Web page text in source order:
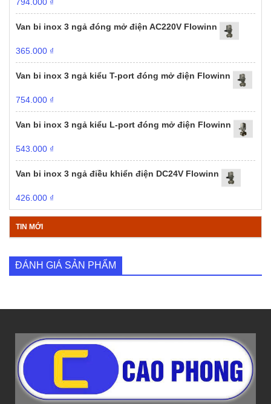
Van bi inox 3 ngả đóng mở điện AC220V Flowinn
365.000 ₫
Van bi inox 3 ngả kiểu T-port đóng mở điện Flowinn
754.000 ₫
Van bi inox 3 ngả kiểu L-port đóng mở điện Flowinn
543.000 ₫
Van bi inox 3 ngả điều khiển điện DC24V Flowinn
426.000 ₫
TIN MỚI
ĐÁNH GIÁ SẢN PHẨM